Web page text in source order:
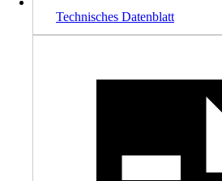
Technisches Datenblatt